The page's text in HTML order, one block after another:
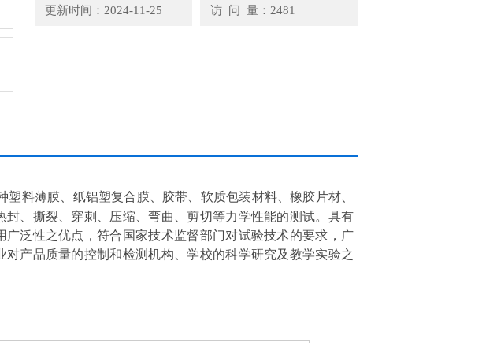
更新时间：2024-11-25 访 问 量：2481
塑料薄膜、纸铝塑复合膜、胶带、软质包装材料、橡胶片材、
、撕裂、穿刺、压缩、弯曲、剪切等力学性能的测试。具有
泛性之优点，符合国家技术监督部门对试验技术的要求，广
产品质量的控制和检测机构、学校的科学研究及教学实验之